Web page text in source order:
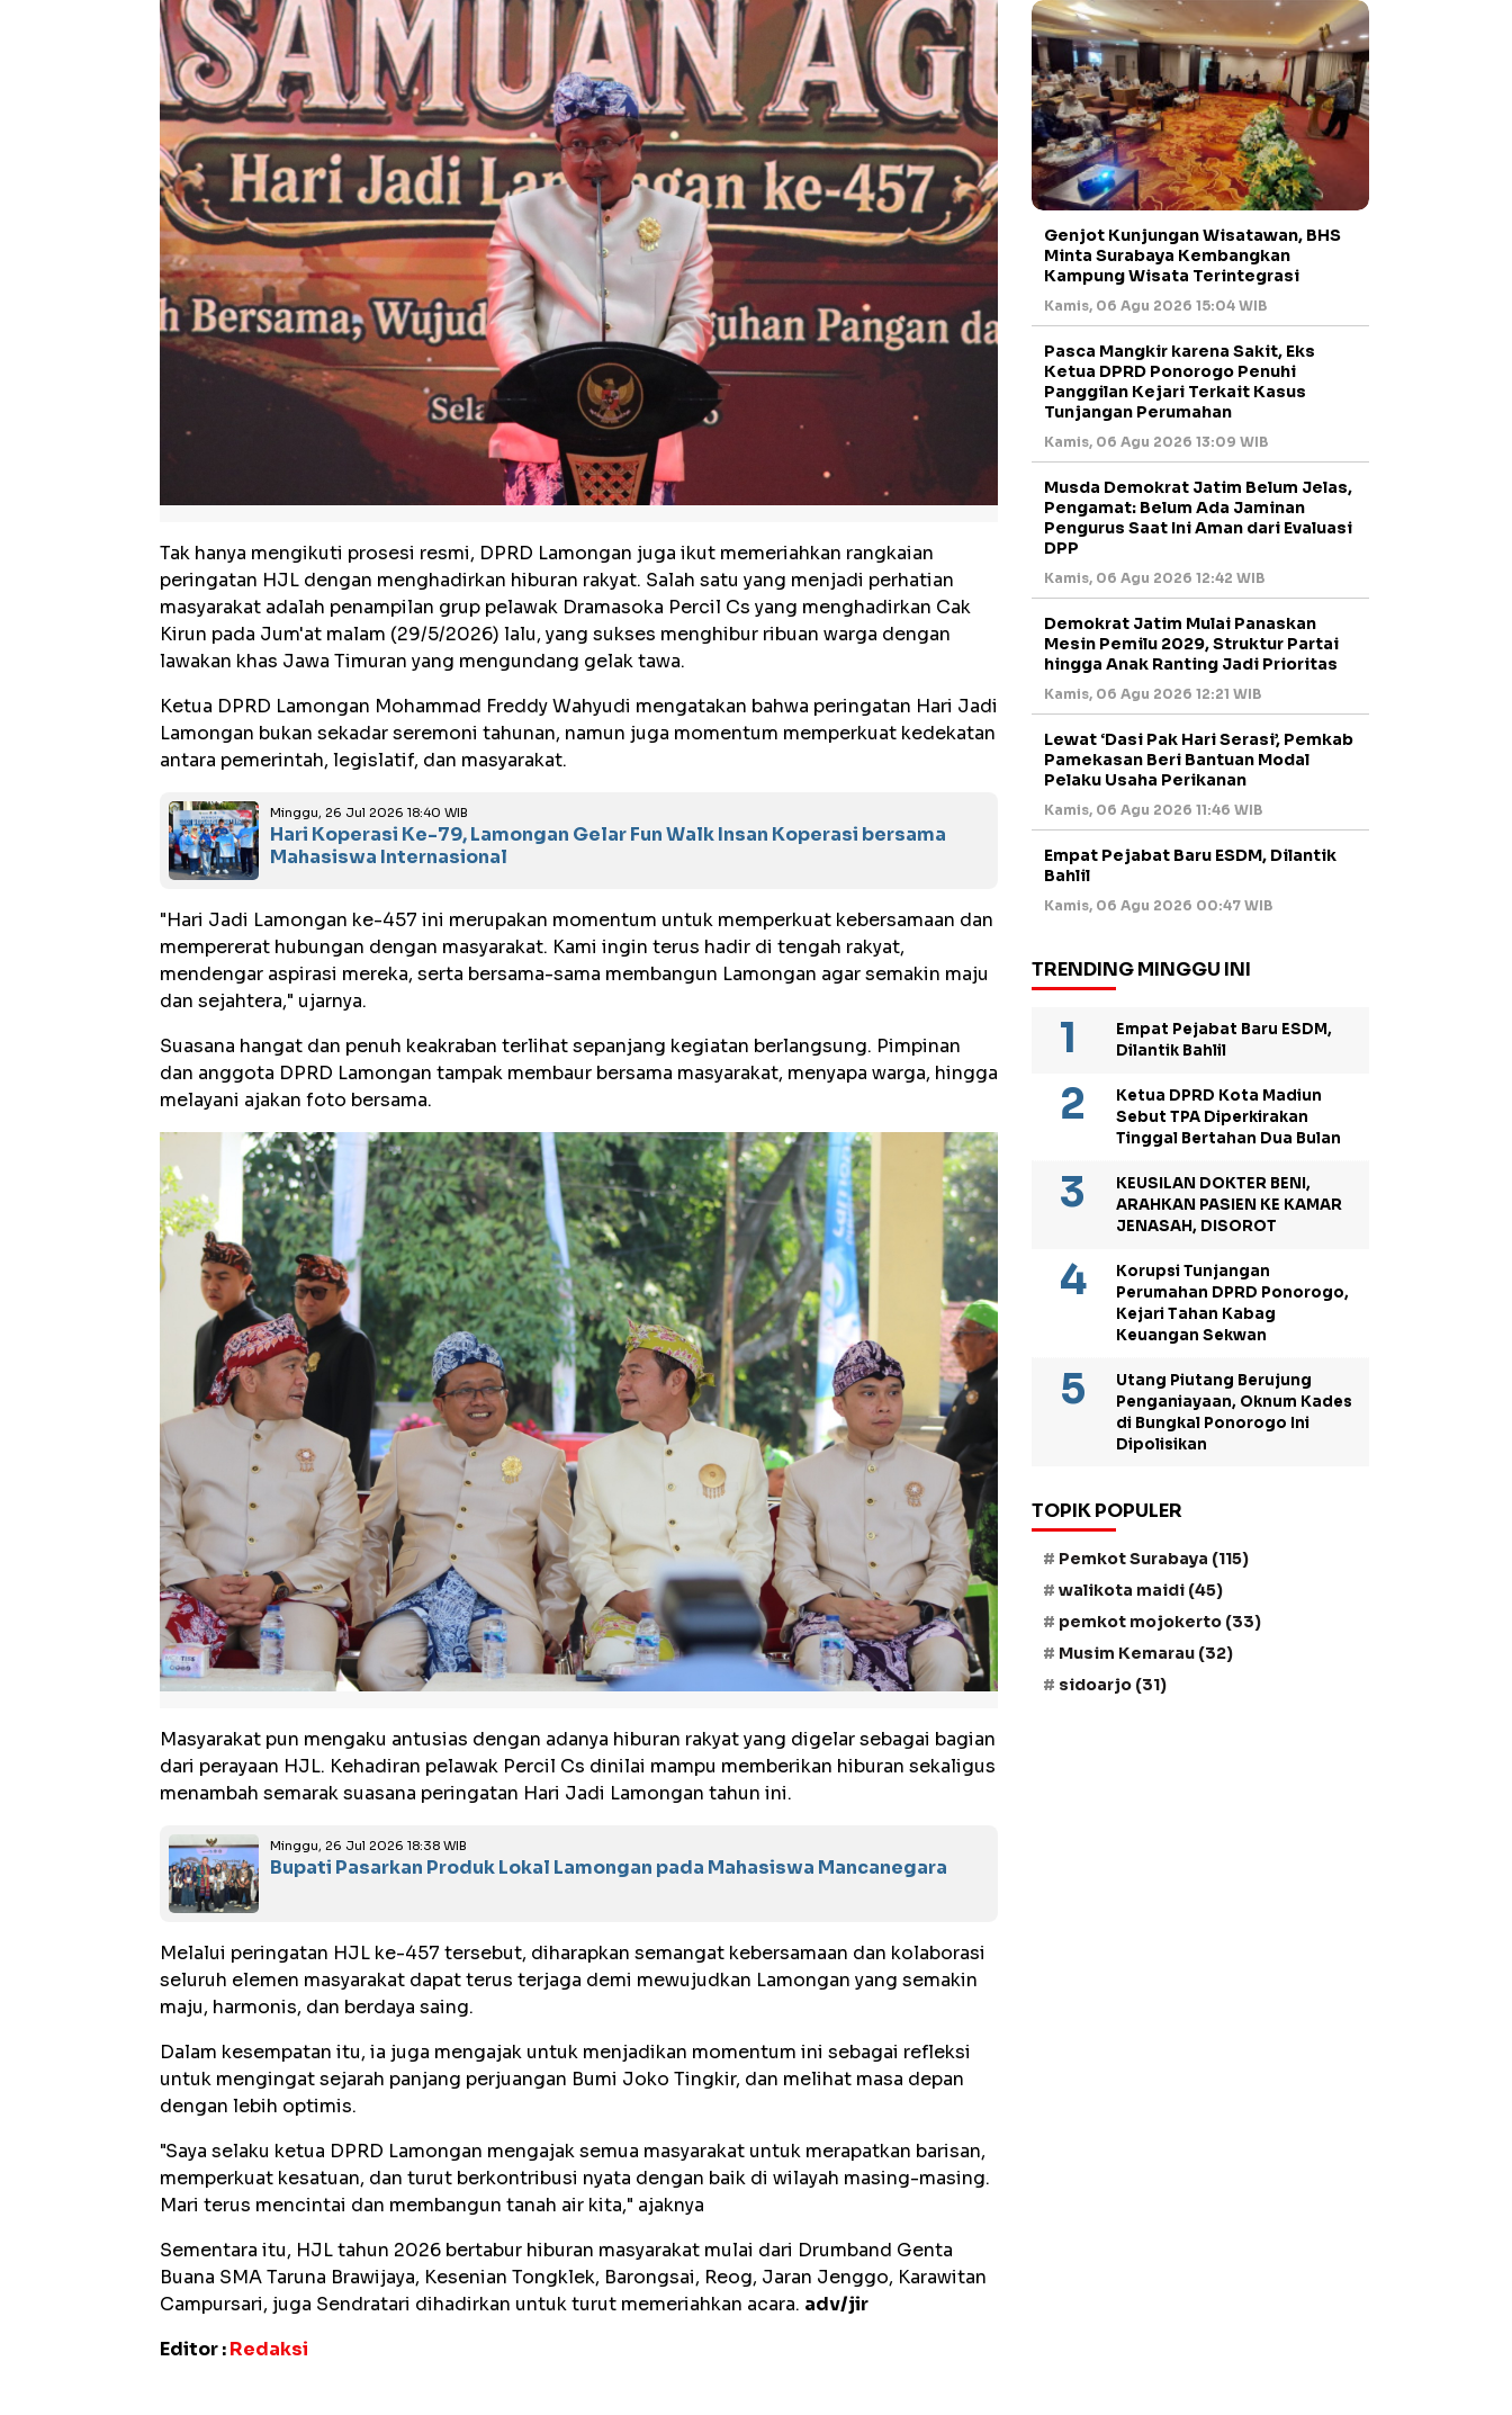
Tak hanya mengikuti prosesi resmi, DPRD Lamongan juga ikut memeriahkan rangkaian
peringatan HJL dengan menghadirkan hiburan rakyat. Salah satu yang menjadi perhatian
masyarakat adalah penampilan grup pelawak Dramasoka Percil Cs yang menghadirkan Cak
Kirun pada Jum'at malam (29/5/2026) lalu, yang sukses menghibur ribuan warga dengan
lawakan khas Jawa Timuran yang mengundang gelak tawa.
Ketua DPRD Lamongan Mohammad Freddy Wahyudi mengatakan bahwa peringatan Hari Jadi
Lamongan bukan sekadar seremoni tahunan, namun juga momentum memperkuat kedekatan
antara pemerintah, legislatif, dan masyarakat.
Minggu, 26 Jul 2026 18:40 WIB
Hari Koperasi Ke-79, Lamongan Gelar Fun Walk Insan Koperasi bersama
Mahasiswa Internasional
"Hari Jadi Lamongan ke-457 ini merupakan momentum untuk memperkuat kebersamaan dan
mempererat hubungan dengan masyarakat. Kami ingin terus hadir di tengah rakyat,
mendengar aspirasi mereka, serta bersama-sama membangun Lamongan agar semakin maju
dan sejahtera," ujarnya.
Suasana hangat dan penuh keakraban terlihat sepanjang kegiatan berlangsung. Pimpinan
dan anggota DPRD Lamongan tampak membaur bersama masyarakat, menyapa warga, hingga
melayani ajakan foto bersama.
Masyarakat pun mengaku antusias dengan adanya hiburan rakyat yang digelar sebagai bagian
dari perayaan HJL. Kehadiran pelawak Percil Cs dinilai mampu memberikan hiburan sekaligus
menambah semarak suasana peringatan Hari Jadi Lamongan tahun ini.
Minggu, 26 Jul 2026 18:38 WIB
Bupati Pasarkan Produk Lokal Lamongan pada Mahasiswa Mancanegara
Melalui peringatan HJL ke-457 tersebut, diharapkan semangat kebersamaan dan kolaborasi
seluruh elemen masyarakat dapat terus terjaga demi mewujudkan Lamongan yang semakin
maju, harmonis, dan berdaya saing.
Dalam kesempatan itu, ia juga mengajak untuk menjadikan momentum ini sebagai refleksi
untuk mengingat sejarah panjang perjuangan Bumi Joko Tingkir, dan melihat masa depan
dengan lebih optimis.
"Saya selaku ketua DPRD Lamongan mengajak semua masyarakat untuk merapatkan barisan,
memperkuat kesatuan, dan turut berkontribusi nyata dengan baik di wilayah masing-masing.
Mari terus mencintai dan membangun tanah air kita," ajaknya
Sementara itu, HJL tahun 2026 bertabur hiburan masyarakat mulai dari Drumband Genta
Buana SMA Taruna Brawijaya, Kesenian Tongklek, Barongsai, Reog, Jaran Jenggo, Karawitan
Campursari, juga Sendratari dihadirkan untuk turut memeriahkan acara. adv/jir
Editor :Redaksi
Genjot Kunjungan Wisatawan, BHS
Minta Surabaya Kembangkan
Kampung Wisata Terintegrasi
Kamis, 06 Agu 2026 15:04 WIB
Pasca Mangkir karena Sakit, Eks
Ketua DPRD Ponorogo Penuhi
Panggilan Kejari Terkait Kasus
Tunjangan Perumahan
Kamis, 06 Agu 2026 13:09 WIB
Musda Demokrat Jatim Belum Jelas,
Pengamat: Belum Ada Jaminan
Pengurus Saat Ini Aman dari Evaluasi
DPP
Kamis, 06 Agu 2026 12:42 WIB
Demokrat Jatim Mulai Panaskan
Mesin Pemilu 2029, Struktur Partai
hingga Anak Ranting Jadi Prioritas
Kamis, 06 Agu 2026 12:21 WIB
Lewat ‘Dasi Pak Hari Serasi’, Pemkab
Pamekasan Beri Bantuan Modal
Pelaku Usaha Perikanan
Kamis, 06 Agu 2026 11:46 WIB
Empat Pejabat Baru ESDM, Dilantik
Bahlil
Kamis, 06 Agu 2026 00:47 WIB
TRENDING MINGGU INI
Empat Pejabat Baru ESDM,
Dilantik Bahlil
Ketua DPRD Kota Madiun
Sebut TPA Diperkirakan
Tinggal Bertahan Dua Bulan
KEUSILAN DOKTER BENI,
ARAHKAN PASIEN KE KAMAR
JENASAH, DISOROT
Korupsi Tunjangan
Perumahan DPRD Ponorogo,
Kejari Tahan Kabag
Keuangan Sekwan
Utang Piutang Berujung
Penganiayaan, Oknum Kades
di Bungkal Ponorogo Ini
Dipolisikan
TOPIK POPULER
Pemkot Surabaya (115)
walikota maidi (45)
pemkot mojokerto (33)
Musim Kemarau (32)
sidoarjo (31)